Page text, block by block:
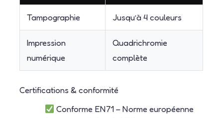
Tampographie Jusqu’à 4 couleurs
Impression
numérique
Quadrichromie
complète
Certifications & conformité
Conforme EN71 – Norme européenne